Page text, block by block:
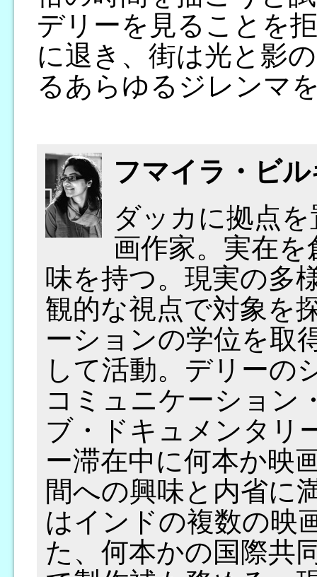
デリーを見ることを
に退き、街は光と影
るあらゆるジレンマ
フマイラ・ビ
ダッカに拠点
画作家。実在
味を持つ。現実の多
観的な視点で対象を
ーションの学位を取
して活動。デリーの
コミュニケーション
ブ・ドキュメンタリ
ー滞在中に何本か映
間への興味と内省に
はインドの複数の映
た、何本かの国際共